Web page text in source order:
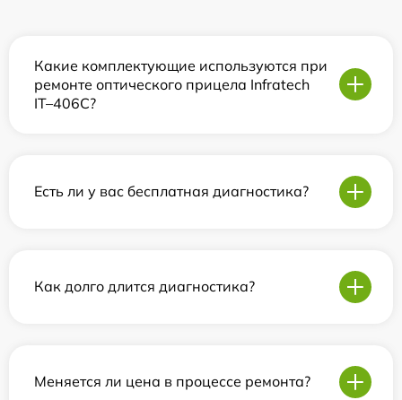
Какие комплектующие используются при
ремонте оптического прицела Infratech
IT–406С?
Есть ли у вас бесплатная диагностика?
Как долго длится диагностика?
Меняется ли цена в процессе ремонта?